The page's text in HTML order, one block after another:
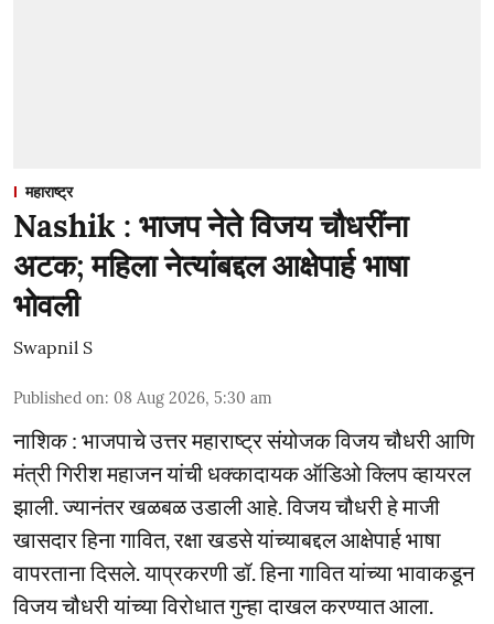
महाराष्ट्र
Nashik : भाजप नेते विजय चौधरींना
अटक; महिला नेत्यांबद्दल आक्षेपार्ह भाषा
भोवली
Swapnil S
Published on: 08 Aug 2026, 5:30 am
नाशिक : भाजपाचे उत्तर महाराष्ट्र संयोजक विजय चौधरी आणि
मंत्री गिरीश महाजन यांची धक्कादायक ऑडिओ क्लिप व्हायरल
झाली. ज्यानंतर खळबळ उडाली आहे. विजय चौधरी हे माजी
खासदार हिना गावित, रक्षा खडसे यांच्याबद्दल आक्षेपार्ह भाषा
वापरताना दिसले. याप्रकरणी डॉ. हिना गावित यांच्या भावाकडून
विजय चौधरी यांच्या विरोधात गुन्हा दाखल करण्यात आला.